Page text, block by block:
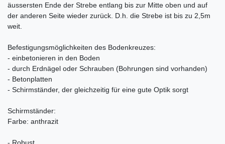
äussersten Ende der Strebe entlang bis zur Mitte oben und auf
der anderen Seite wieder zurück. D.h. die Strebe ist bis zu 2,5m
weit.
Befestigungsmöglichkeiten des Bodenkreuzes:
- einbetonieren in den Boden
- durch Erdnägel oder Schrauben (Bohrungen sind vorhanden)
- Betonplatten
- Schirmständer, der gleichzeitig für eine gute Optik sorgt
Schirmständer:
Farbe: anthrazit
- Robust